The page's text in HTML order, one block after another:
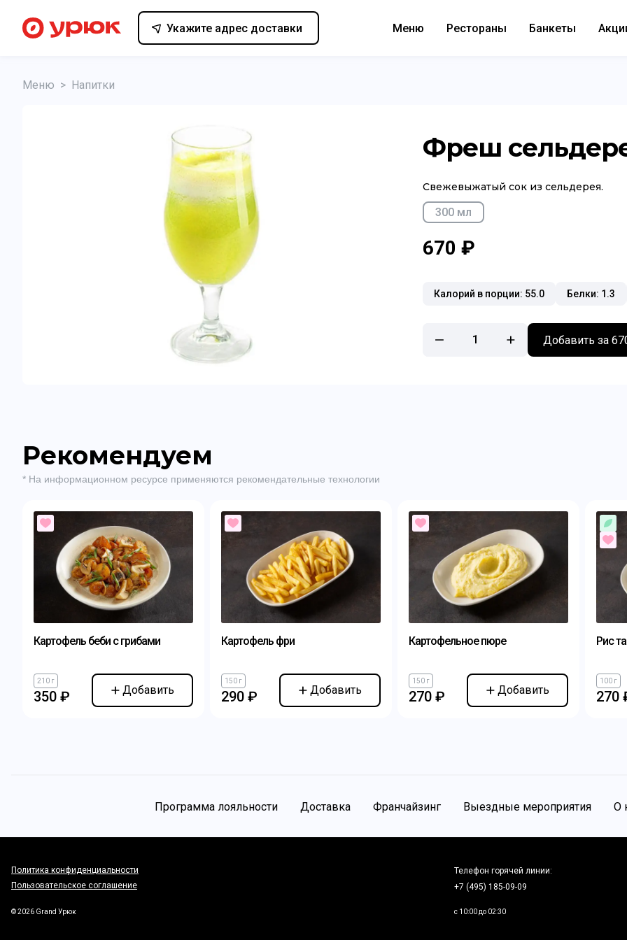
Укажите адрес доставки Меню Рестораны Банкеты
Меню > Напитки
Фреш
Свежевыжатый сок из сельдерея.
300 мл
670 ₽
Калорий в порции: 55.0 Белки: 1.3
1 Добавить за
Рекомендуем
* На информационном ресурсе применяются рекомендательные технологии
Картофель беби с грибами
210 г
350 ₽ Добавить
Картофель фри
150 г
290 ₽ Добавить
Картофельное пюре
150 г
270 ₽ Добавить
Рис
100 г
270
Программа лояльности Доставка Франчайзинг Выездные мероприятия О
Политика конфиденциальности
Пользовательское соглашение
©2026 Grand Урюк
Телефон горячей линии:
+7 (495) 185-09-09
c 10:00 до 02:30